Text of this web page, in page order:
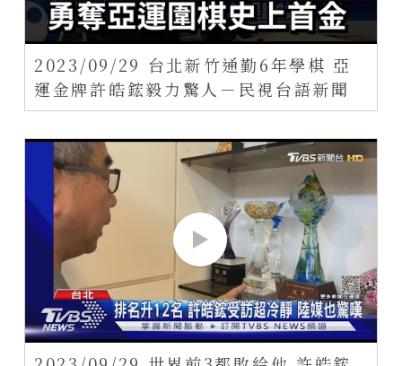
2023/09/29 台北新竹通勤6年學棋 亞
運金牌許皓鋐毅力驚人－民視台語新聞